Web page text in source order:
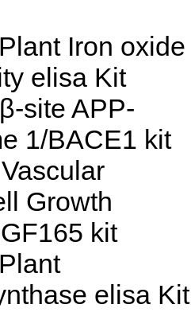
Iron oxide
elisa Kit
site APP-
1/BACE1 kit
Growth
kit
elisa Kit